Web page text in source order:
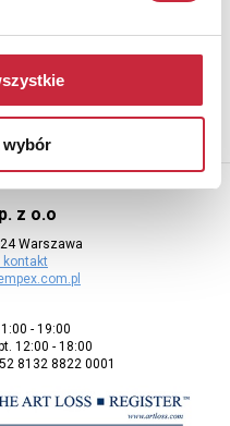
wybór
z o.o
Warszawa
kontakt
- 19:00
12:00 - 18:00
8132 8822 0001